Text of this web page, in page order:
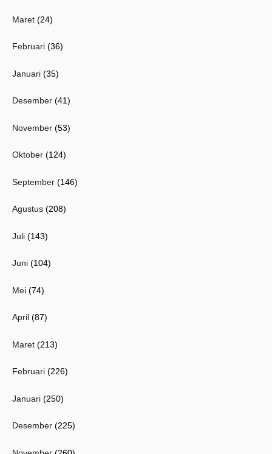
Maret (24)
Februari (36)
Januari (35)
Desember (41)
November (53)
Oktober (124)
September (146)
Agustus (208)
Juli (143)
Juni (104)
Mei (74)
April (87)
Maret (213)
Februari (226)
Januari (250)
Desember (225)